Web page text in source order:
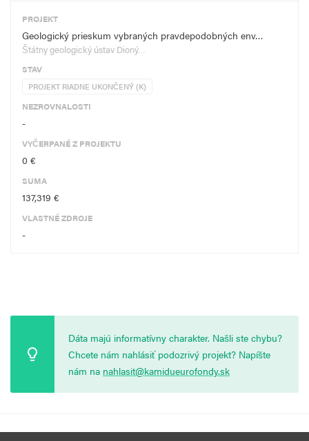
PROJEKT
Geologický prieskum vybraných pravdepodobných env…
Štátny geologický ústav Dioný…
STAV
PROJEKT RIADNE UKONČENÝ (K)
NEZROVNALOSTI
-
VYČERPANÉ Z PROJEKTU
0 €
SUMA
137,319 €
VLASTNÉ ZDROJE
-
Dáta majú informatívny charakter. Našli ste chybu?
Chcete nám nahlásiť podozrivý projekt? Napíšte
nám na nahlasit@kamidueurofondy.sk